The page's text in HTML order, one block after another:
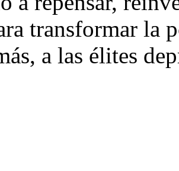
transformar la
a las élites